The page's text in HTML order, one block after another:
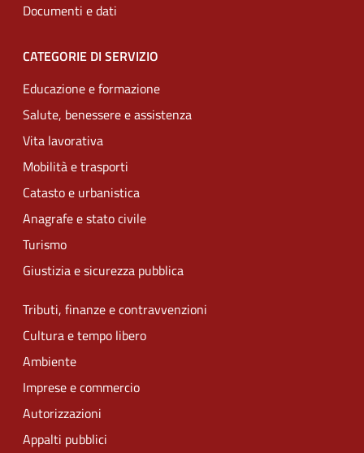
Documenti e dati
CATEGORIE DI SERVIZIO
Educazione e formazione
Salute, benessere e assistenza
Vita lavorativa
Mobilità e trasporti
Catasto e urbanistica
Anagrafe e stato civile
Turismo
Giustizia e sicurezza pubblica
Tributi, finanze e contravvenzioni
Cultura e tempo libero
Ambiente
Imprese e commercio
Autorizzazioni
Appalti pubblici